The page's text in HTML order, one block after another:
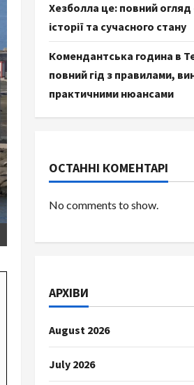
Хезболла це: повний огляд
історії та сучасного стану
Комендантська година в
повний гід з правилами,
практичними нюансами
ОСТАННІ КОМЕНТАРІ
No comments to show.
АРХІВИ
August 2026
July 2026